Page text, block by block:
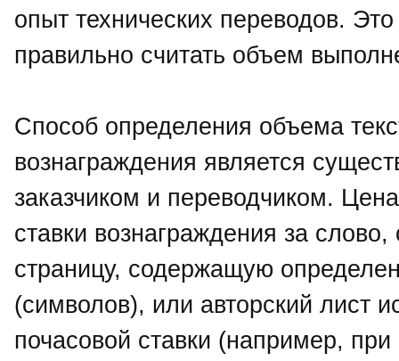
опыт технических переводов.
правильно считать объем
Способ определения объема
вознаграждения является
заказчиком и переводчиком.
ставки вознаграждения за
страницу, содержащую
(символов), или авторский лист
почасовой ставки (например,